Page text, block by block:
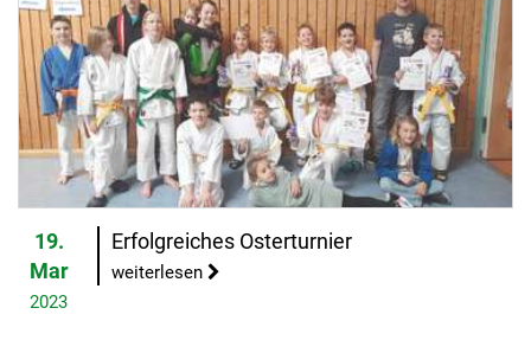
19.
Mar
2023
Erfolgreiches Osterturnier
weiterlesen